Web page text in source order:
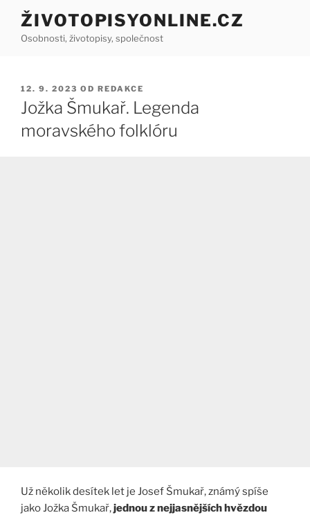
Přejít
obsahu
ŽIVOTOPISYONLINE.CZ
Osobnosti, životopisy, společnost
PUBLIKOVÁNO
12. 9. 2023 OD REDAKCE
Jožka Šmukař. Legenda
moravského folklóru
Už několik desítek let je Josef Šmukař, známý spíše
jako Jožka Šmukař,jednou z nejjasnějších hvězdou